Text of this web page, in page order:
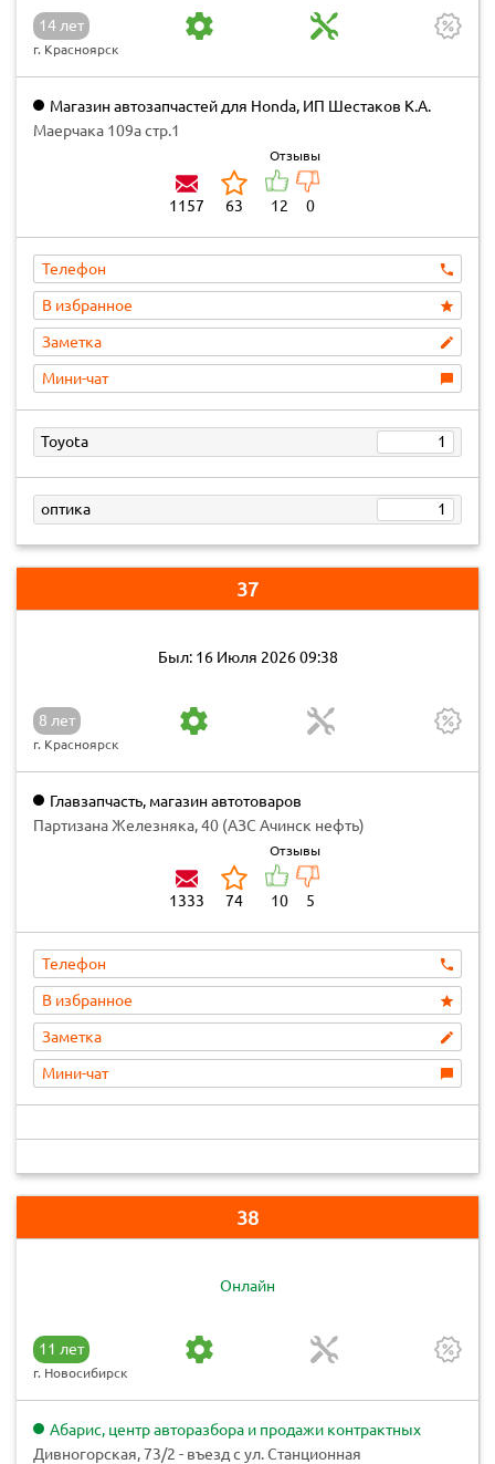
14 лет
г. Красноярск
Магазин автозапчастей для Honda, ИП Шестаков К.А.
Маерчака 109а стр.1
1157 63
Отзывы
12 0
Телефон
В избранное
Заметка
Мини-чат
Toyota 1
оптика 1
37
Был: 16 Июля 2026 09:38
8 лет
г. Красноярск
Главзапчасть, магазин автотоваров
Партизана Железняка, 40 (АЗС Ачинск нефть)
1333 74
Отзывы
10 5
Телефон
В избранное
Заметка
Мини-чат
38
Онлайн
11 лет
г. Новосибирск
Абарис, центр авторазбора и продажи контрактных
автозапчастей
Дивногорская, 73/2 - въезд с ул. Станционная